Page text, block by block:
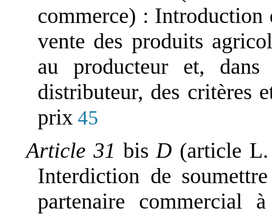
commerce) : Introduction
vente des produits
au producteur et,
distributeur, des critères
prix 45
Article 31 bisD (article L.
Interdiction de
partenaire commercial